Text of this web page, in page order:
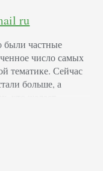
ru
были частные
число самых
тематике. Сейчас
больше, а
сайт в
ссылок. Сайт при